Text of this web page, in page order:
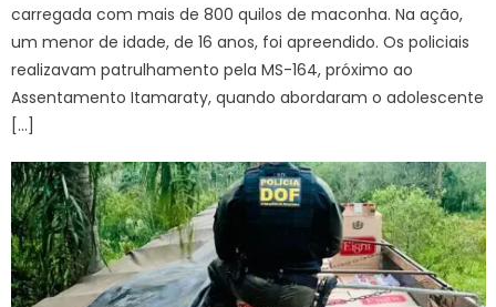
carregada com mais de 800 quilos de maconha. Na ação,
um menor de idade, de 16 anos, foi apreendido. Os policiais
realizavam patrulhamento pela MS-164, próximo ao
Assentamento Itamaraty, quando abordaram o adolescente
[…]